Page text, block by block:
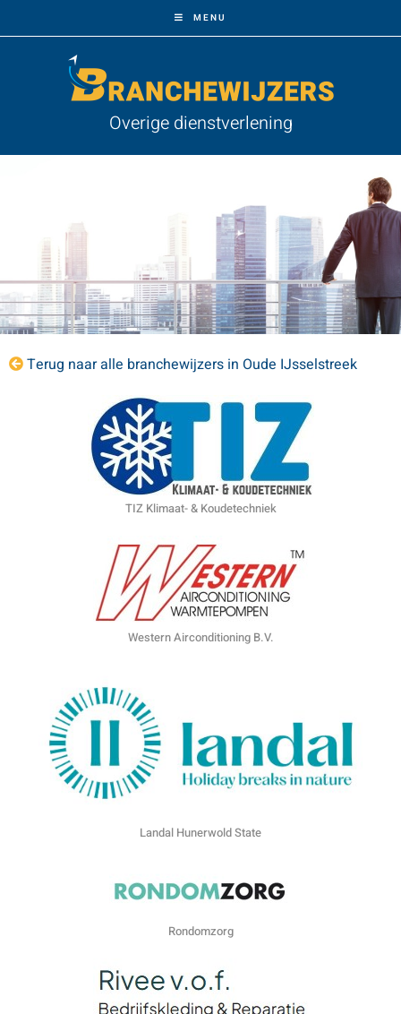
MENU
Overige dienstverlening
Terug naar alle branchewijzers in Oude IJsselstreek
TIZ Klimaat- & Koudetechniek
Western Airconditioning B.V.
Landal Hunerwold State
Rondomzorg